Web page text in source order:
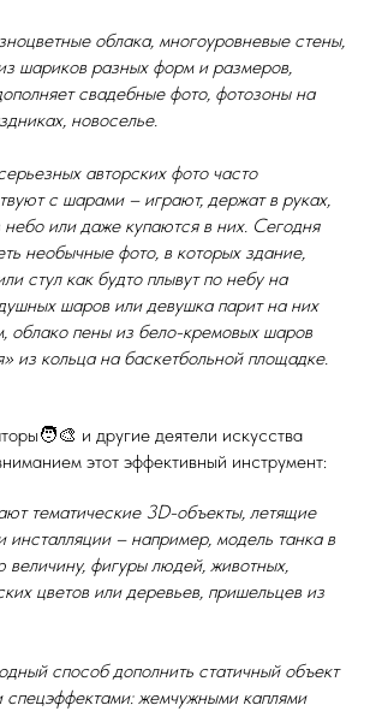
облака, многоуровневые стены,
шариков разных форм и размеров,
свадебные фото, фотозоны на
новоселье.
авторских фото часто
с шарами – играют, держат в руках,
небо или даже купаются в них. Сегодня
необычные фото, в которых здание,
стул как будто плывут по небу на
шаров или девушка парит на них
облако пены из бело-кремовых шаров
из кольца на баскетбольной площадке.
и другие деятели искусства
этот эффективный инструмент:
тематические 3D-объекты, летящие
инсталляции – например, модель танка в
величину, фигуры людей, животных,
цветов или деревьев, пришельцев из
способ дополнить статичный объект
жемчужными каплями